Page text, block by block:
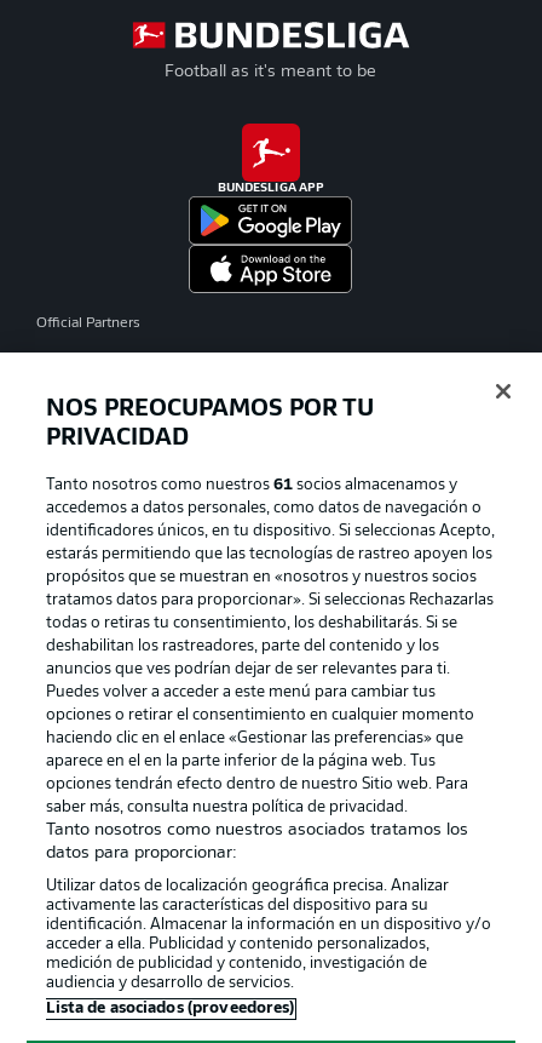
Football as it's meant to be
BUNDESLIGA APP
Official Partners
Publicidad Aviso legal
Gestionar las preferencias Declaracion de privacidad
Canales Trabajos
Jugadores Condiciones de uso
Sello Editorial Contacto
© 2026 Bundesliga-Gruppe GmbH
NOS PREOCUPAMOS POR TU
PRIVACIDAD
Tanto nosotros como nuestros61 socios almacenamos y
accedemos a datos personales, como datos de navegación o
identificadores únicos, en tu dispositivo. Si seleccionas Acepto,
estarás permitiendo que las tecnologías de rastreo apoyen los
propósitos que se muestran en «nosotros y nuestros socios
tratamos datos para proporcionar». Si seleccionas Rechazarlas
todas o retiras tu consentimiento, los deshabilitarás. Si se
deshabilitan los rastreadores, parte del contenido y los
anuncios que ves podrían dejar de ser relevantes para ti.
Puedes volver a acceder a este menú para cambiar tus
opciones o retirar el consentimiento en cualquier momento
haciendo clic en el enlace «Gestionar las preferencias» que
aparece en el en la parte inferior de la página web. Tus
opciones tendrán efecto dentro de nuestro Sitio web. Para
saber más, consulta nuestra política de privacidad.
Tanto nosotros como nuestros asociados tratamos los
datos para proporcionar:
Utilizar datos de localización geográfica precisa. Analizar
activamente las características del dispositivo para su
identificación. Almacenar la información en un dispositivo y/o
acceder a ella. Publicidad y contenido personalizados,
medición de publicidad y contenido, investigación de
audiencia y desarrollo de servicios.
Lista de asociados (proveedores)